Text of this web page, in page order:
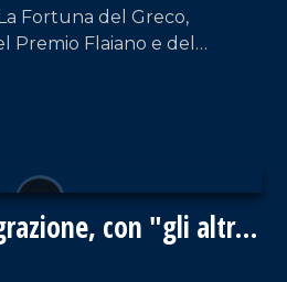
Fortuna del Greco,
Premio Flaiano e del
nella Calabria più
il proprio destino.
con "gli altri